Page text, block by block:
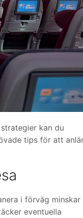
kan du
tips för att
i förväg minskar
eventuella